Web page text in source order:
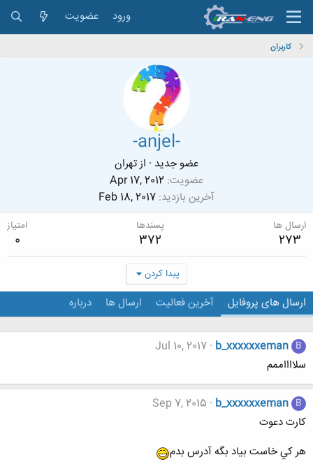
ورود عضویت
کاربران
-anjel-
عضو جدید · ازتهران
عضویت Apr 17, 2012
آخرین بازدید Feb 18, 2017
ارسال ها
273
پسندها
372
امتیاز
0
پیدا کردن
ارسال های پروفایل آخرین فعالیت ارسال ها درباره
B
b_xxxxxxeman
Jul 10, 2017
سلااااممم
B
b_xxxxxxeman
Sep 7, 2015
كارت دعوت
هر كي خاست بياد بگه آدرس بدم